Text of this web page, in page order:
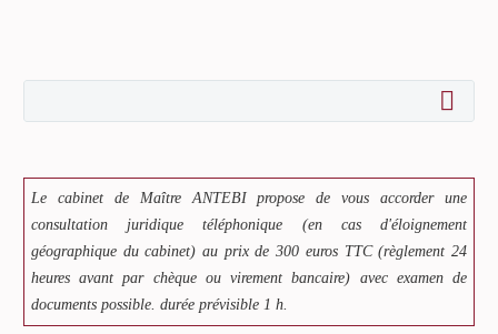
Le cabinet de Maître ANTEBI propose de vous accorder une
consultation juridique téléphonique (en cas d'éloignement
géographique du cabinet) au prix de 300 euros TTC (règlement 24
heures avant par chèque ou virement bancaire) avec examen de
documents possible. durée prévisible 1 h.